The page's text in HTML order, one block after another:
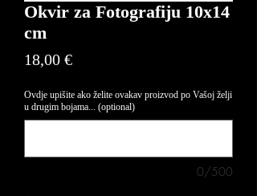
Okvir za Fotografiju 10x14
cm
18,00 €Price
Ovdje upišite ako želite ovakav proizvod po Vašoj želji
u drugim bojama... (optional)
0/500